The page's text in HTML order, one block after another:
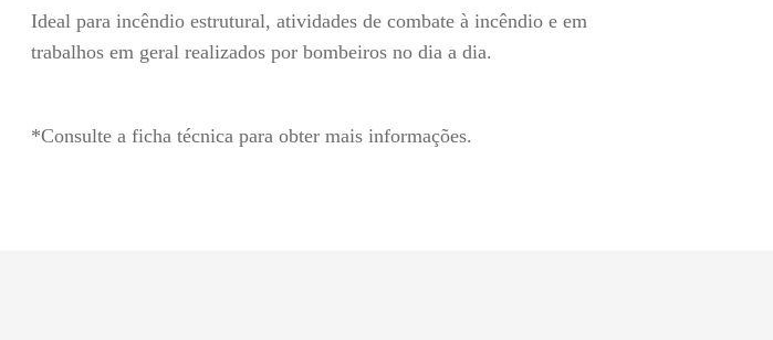
Ideal para incêndio estrutural, atividades de combate à incêndio e em
trabalhos em geral realizados por bombeiros no dia a dia.
*Consulte a ficha técnica para obter mais informações.